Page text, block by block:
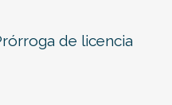
de licencia